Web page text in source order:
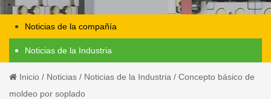
Noticias de la compañía
Noticias de la Industria
Inicio / Noticias / Noticias de la Industria / Concepto básico de
moldeo por soplado